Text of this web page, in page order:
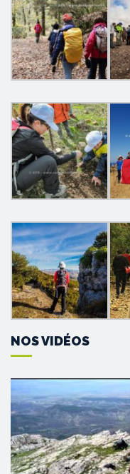
NOS VIDÉOS